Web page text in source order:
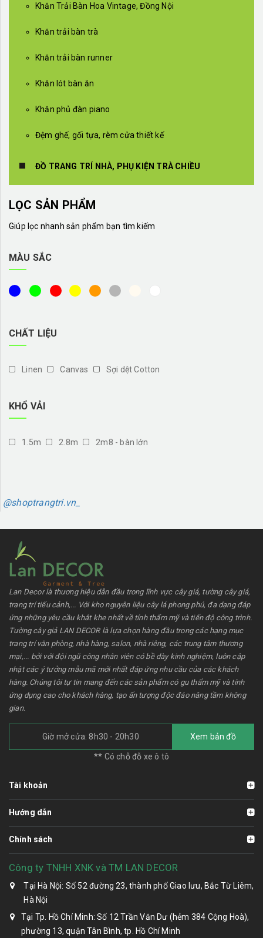
Khăn Trải Bàn Hoa Vintage, Đồng Nội
Khăn trải bàn trà
Khăn trải bàn runner
Khăn lót bàn ăn
Khăn phủ đàn piano
Đệm ghế, gối tựa, rèm cửa thiết kế
ĐỒ TRANG TRÍ NHÀ, PHỤ KIỆN TRÀ CHIỀU
LỌC SẢN PHẨM
Giúp lọc nhanh sản phẩm bạn tìm kiếm
MÀU SẮC
CHẤT LIỆU
Linen Canvas Sợi dệt Cotton
KHỔ VẢI
1.5m 2.8m 2m8 - bàn lớn
@shoptrangtri.vn_
Lan Decor là thương hiệu dẫn đầu trong lĩnh vực cây giả, tường cây giả,
trang trí tiểu cảnh,... Với kho nguyên liệu cây lá phong phú, đa dạng đáp
ứng những yêu cầu khắt khe nhất về tính thẩm mỹ và tiến độ công trình.
Tường cây giả LAN DECOR là lựa chọn hàng đầu trong các hạng mục
trang trí văn phòng, nhà hàng, salon, nhà riêng, các trung tâm thương
mại,... bởi với đội ngũ công nhân viên có bề dày kinh nghiệm, luôn cập
nhật các ý tưởng mẫu mã mới nhất đáp ứng nhu cầu của các khách
hàng. Chúng tôi tự tin mang đến các sản phẩm có gu thẩm mỹ và tính
ứng dụng cao cho khách hàng, tạo ấn tượng độc đáo nâng tầm không
gian.
Giờ mở cửa: 8h30 - 20h30 Xem bản đồ
** Có chỗ đỗ xe ô tô
Tài khoản
Hướng dẫn
Chính sách
Công ty TNHH XNK và TM LAN DECOR
Tại Hà Nội: Số 52 đường 23, thành phố Giao lưu, Bắc Từ Liêm,
Hà Nội
Tại Tp. Hồ Chí Minh: Số 12 Trần Văn Dư (hẻm 384 Cộng Hoà),
phường 13, quận Tân Bình, tp. Hồ Chí Minh